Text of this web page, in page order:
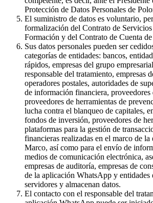
Protección de Datos Personales de
El suministro de datos es voluntario,
formalización del Contrato de
Formación y del Contrato de Cuenta
Sus datos personales pueden ser
categorías de entidades: bancos,
rápidos, empresas del grupo
responsable del tratamiento, empresas
operadores postales, autoridades de
de información financiera, proveedores
proveedores de herramientas de
lucha contra el blanqueo de capitales,
fondos de inversión, proveedores de
plataformas para la gestión de
financieras realizadas en el marco de
Marco, así como para el envío de
medios de comunicación electrónica,
empresas de auditoría, empresas de
de la aplicación WhatsApp y entidades
servidores y almacenan datos.
El contacto con el responsable del